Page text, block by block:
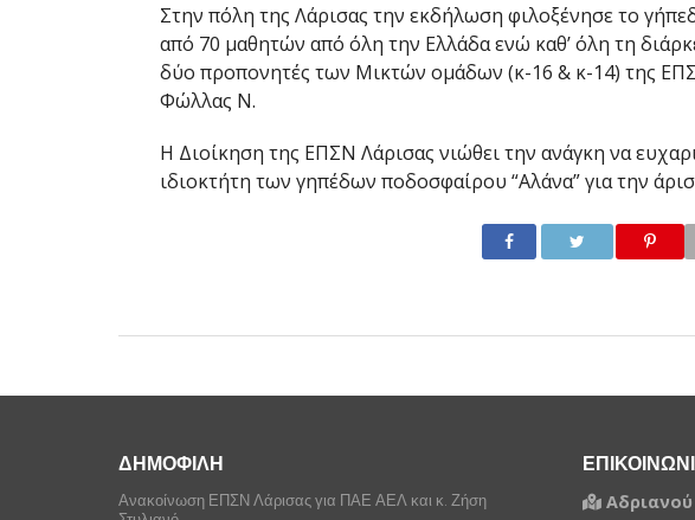
Στην πόλη της Λάρισας την εκδήλωση φιλοξένησε το
από 70 μαθητών από όλη την Ελλάδα ενώ καθ’ όλη τη
δύο προπονητές των Μικτών ομάδων (κ-16 & κ-14) της
Φώλλας Ν.
Η Διοίκηση της ΕΠΣΝ Λάρισας νιώθει την ανάγκη να
ιδιοκτήτη των γηπέδων ποδοσφαίρου “Αλάνα” για την
ΔΗΜΟΦΙΛΗ
Ανακοίνωση ΕΠΣΝ Λάρισας για ΠΑΕ ΑΕΛ και κ. Ζήση
Αδριανού